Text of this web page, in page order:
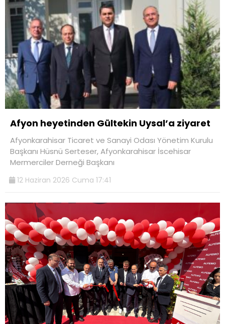
Afyon heyetinden Gültekin Uysal’a ziyaret
Afyonkarahisar Ticaret ve Sanayi Odası Yönetim Kurulu
Başkanı Hüsnü Serteser, Afyonkarahisar İscehisar
Mermerciler Derneği Başkanı
12 Haziran 2026 Cuma 17:41